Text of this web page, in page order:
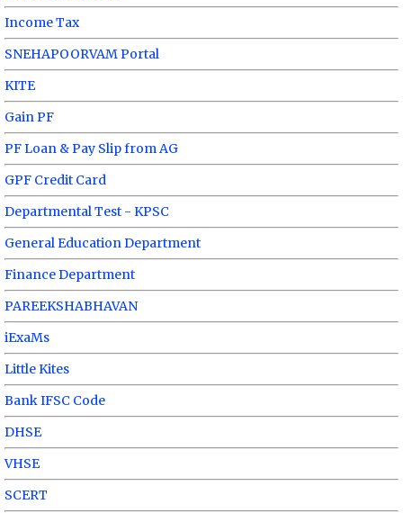
Income Tax
SNEHAPOORVAM Portal
KITE
Gain PF
PF Loan & Pay Slip from AG
GPF Credit Card
Departmental Test - KPSC
General Education Department
Finance Department
PAREEKSHABHAVAN
iExaMs
Little Kites
Bank IFSC Code
DHSE
VHSE
SCERT